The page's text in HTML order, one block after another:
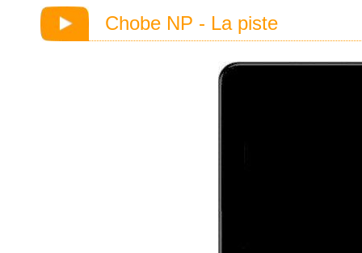
Chobe NP - La piste